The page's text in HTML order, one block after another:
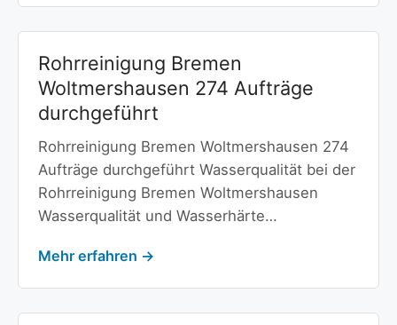
Rohrreinigung Bremen
Woltmershausen 274 Aufträge
durchgeführt
Rohrreinigung Bremen Woltmershausen 274
Aufträge durchgeführt Wasserqualität bei der
Rohrreinigung Bremen Woltmershausen
Wasserqualität und Wasserhärte…
Mehr erfahren →